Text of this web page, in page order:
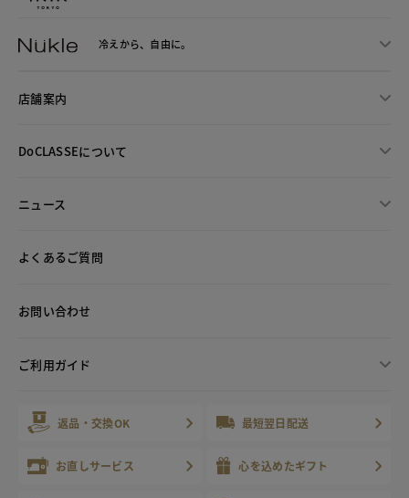
冷えから、 自由に。
店舗案内
DoCLASSEについて
ニュース
よくあるご質問
お問い合わせ
ご利用ガイド
返品・交換OK 最短翌日配送
お直しサービス 心を込めたギフト